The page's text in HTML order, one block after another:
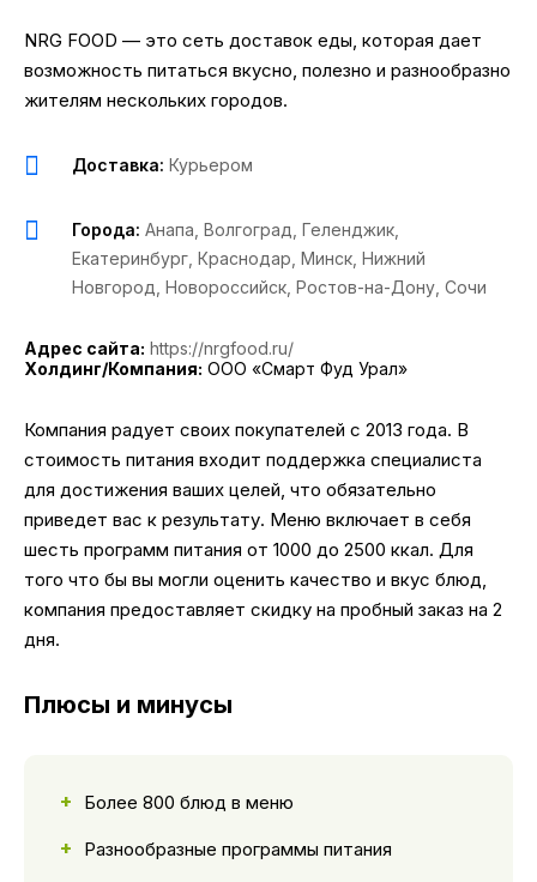
NRG FOOD — это сеть доставок еды, которая дает
возможность питаться вкусно, полезно и разнообразно
жителям нескольких городов.
Доставка: Курьером
Города: Анапа Волгоград Геленджик
Екатеринбург Краснодар Минск Нижний
Новгород Новороссийск Ростов-на-Дону Сочи
Адрес сайта: https://nrgfood.ru/
Холдинг/Компания: OOO «Смарт Фуд Урал»
Компания радует своих покупателей с 2013 года. В
стоимость питания входит поддержка специалиста
для достижения ваших целей, что обязательно
приведет вас к результату. Меню включает в себя
шесть программ питания от 1000 до 2500 ккал. Для
того что бы вы могли оценить качество и вкус блюд,
компания предоставляет скидку на пробный заказ на 2
дня.
Плюсы и минусы
Более 800 блюд в меню
Разнообразные программы питания